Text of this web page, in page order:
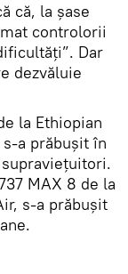
că, la șase
controlorii
Dar
dezvăluie
la Ethiopian
a prăbușit în
MAX 8 de la
s-a prăbușit